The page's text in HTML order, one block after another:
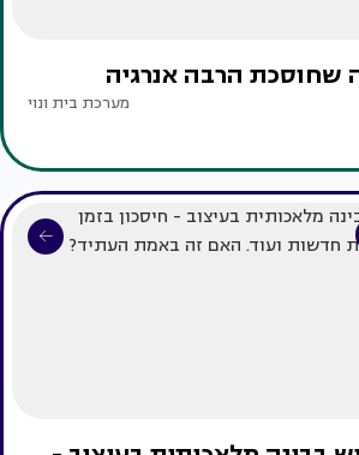
שחוסכת הרבה אנרגיה
מערכת בית ונוי